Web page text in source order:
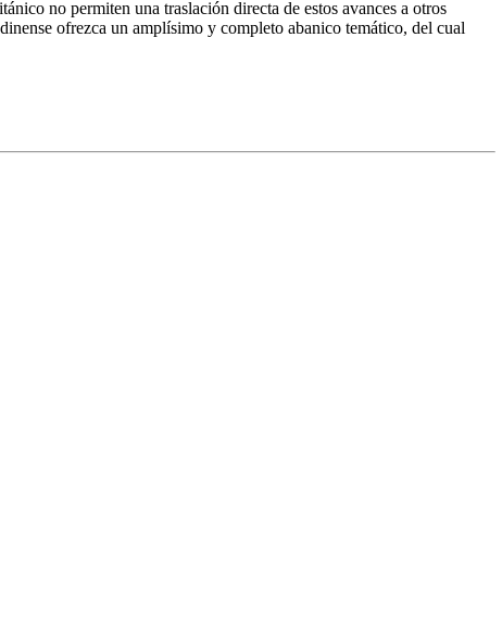
no permiten una traslación directa de estos avances a otros
ofrezca un amplísimo y completo abanico temático, del cual